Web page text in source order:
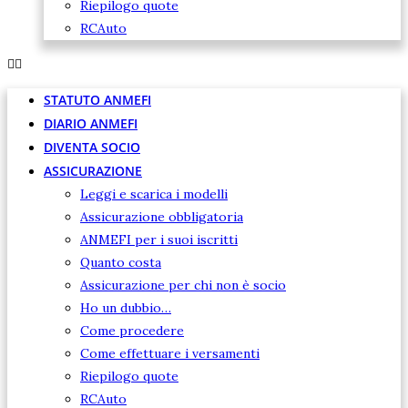
Riepilogo quote
RCAuto
STATUTO ANMEFI
DIARIO ANMEFI
DIVENTA SOCIO
ASSICURAZIONE
Leggi e scarica i modelli
Assicurazione obbligatoria
ANMEFI per i suoi iscritti
Quanto costa
Assicurazione per chi non è socio
Ho un dubbio…
Come procedere
Come effettuare i versamenti
Riepilogo quote
RCAuto